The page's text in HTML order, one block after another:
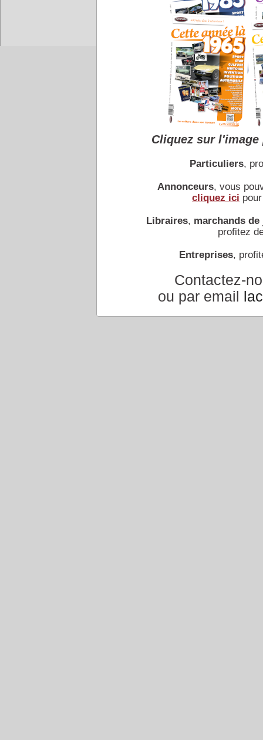
Accueil Conseiller à un
Cliquez sur
Particuliers,
Annonceurs, vous
cliquez ici
Libraires, marchands de
profitez
Entreprises,
Contactez-
ou par email